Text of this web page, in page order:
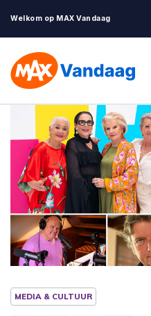
Welkom op MAX Vandaag
MEDIA & CULTUUR